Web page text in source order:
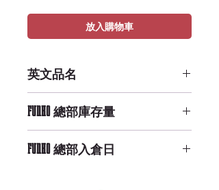
放入購物車
英文品名
Skywalker- Tread Speeder
FUNKO 總部庫存量
FUNKO 總部入倉日